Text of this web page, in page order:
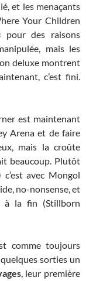
et les menaçants
Your Children
pour des raisons
mais les
deluxe montrent
c’est fini.
est maintenant
Arena et de faire
mais la croûte
beaucoup. Plutôt
avec Mongol
no-nonsense, et
à la fin (Stillborn
comme toujours
sorties un
, leur première